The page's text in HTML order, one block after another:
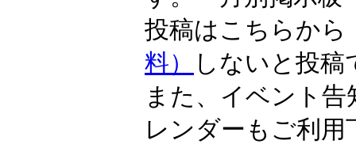
投稿はこちらか
料）
しないと投
また、イベント
レンダーもご利